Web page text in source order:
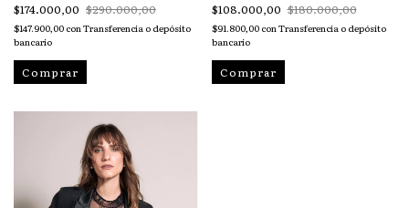
$174.000,00 $290.000,00
$147.900,00 conTransferencia o depósito
bancario
Comprar
$108.000,00 $180.000,00
$91.800,00 conTransferencia o depósito
bancario
Comprar